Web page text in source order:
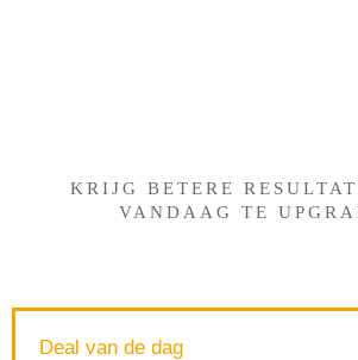
KRIJG BETERE
VANDAAG TE
Deal van de dag